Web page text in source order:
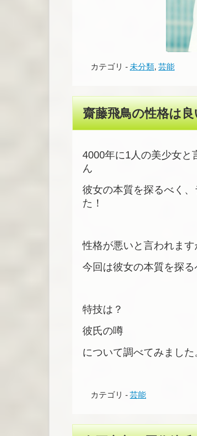
カテゴリ - 未分類, 芸能
齋藤飛鳥の性格は
4000年に1人の美少女と
ん
彼女の本質を探るべく
た！
性格が悪いと言われます
今回は彼女の本質を探
特技は？
彼氏の噂
について調べてみました
カテゴリ - 芸能